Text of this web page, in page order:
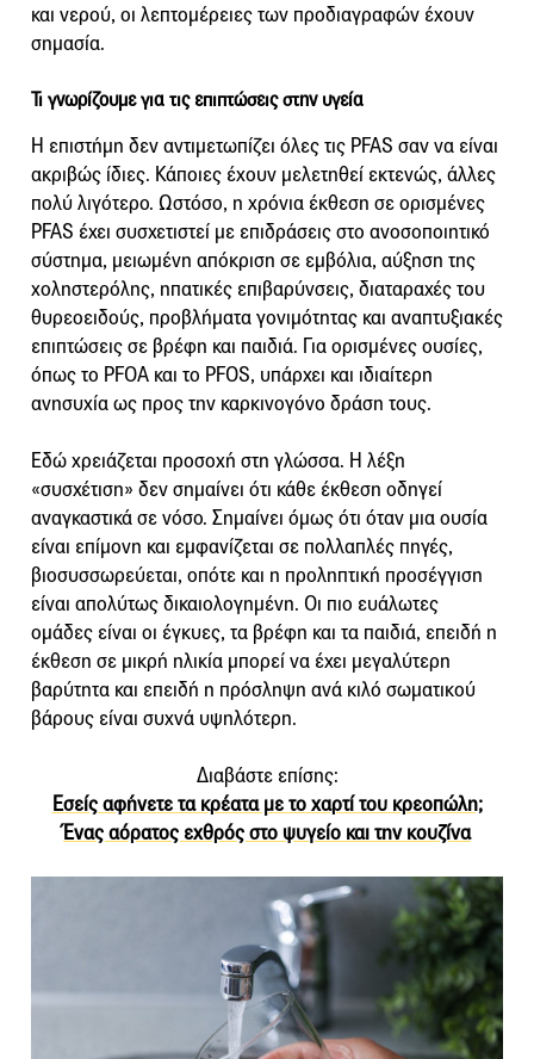
και νερού, οι λεπτομέρειες των προδιαγραφών έχουν
σημασία.
Τι γνωρίζουμε για τις επιπτώσεις στην υγεία
Η επιστήμη δεν αντιμετωπίζει όλες τις PFAS σαν να είναι
ακριβώς ίδιες. Κάποιες έχουν μελετηθεί εκτενώς, άλλες
πολύ λιγότερο. Ωστόσο, η χρόνια έκθεση σε ορισμένες
PFAS έχει συσχετιστεί με επιδράσεις στο ανοσοποιητικό
σύστημα, μειωμένη απόκριση σε εμβόλια, αύξηση της
χοληστερόλης, ηπατικές επιβαρύνσεις, διαταραχές του
θυρεοειδούς, προβλήματα γονιμότητας και αναπτυξιακές
επιπτώσεις σε βρέφη και παιδιά. Για ορισμένες ουσίες,
όπως το PFOA και το PFOS, υπάρχει και ιδιαίτερη
ανησυχία ως προς την καρκινογόνο δράση τους.
Εδώ χρειάζεται προσοχή στη γλώσσα. Η λέξη
«συσχέτιση» δεν σημαίνει ότι κάθε έκθεση οδηγεί
αναγκαστικά σε νόσο. Σημαίνει όμως ότι όταν μια ουσία
είναι επίμονη και εμφανίζεται σε πολλαπλές πηγές,
βιοσυσσωρεύεται, οπότε και η προληπτική προσέγγιση
είναι απολύτως δικαιολογημένη. Οι πιο ευάλωτες
ομάδες είναι οι έγκυες, τα βρέφη και τα παιδιά, επειδή η
έκθεση σε μικρή ηλικία μπορεί να έχει μεγαλύτερη
βαρύτητα και επειδή η πρόσληψη ανά κιλό σωματικού
βάρους είναι συχνά υψηλότερη.
Διαβάστε επίσης:
Εσείς αφήνετε τα κρέατα με το χαρτί του κρεοπώλη;
Ένας αόρατος εχθρός στο ψυγείο και την κουζίνα